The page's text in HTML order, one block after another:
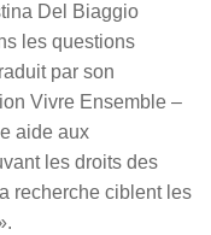
Del Biaggio
les questions
par son
Vivre Ensemble –
aide aux
les droits des
recherche ciblent les